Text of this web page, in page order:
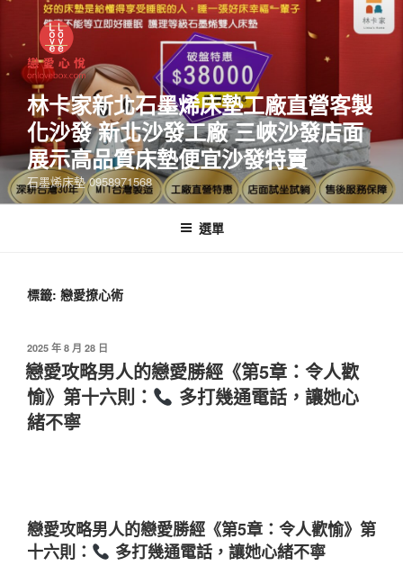
林卡家新北石墨烯床墊工廠直營客製
化沙發 新北沙發工廠 三峽沙發店面
展示高品質床墊便宜沙發特賣
石墨烯床墊 0958971568
選單
標籤: 戀愛撩心術
2025 年 8 月 28 日
戀愛攻略男人的戀愛勝經《第5章：令人歡
愉》第十六則：
多打幾通電話，讓她心
緒不寧
戀愛攻略男人的戀愛勝經《第5章：令人歡愉》第
十六則：
多打幾通電話，讓她心緒不寧